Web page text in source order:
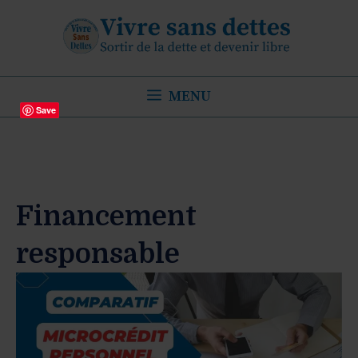
MENU
Financement
responsable
Save